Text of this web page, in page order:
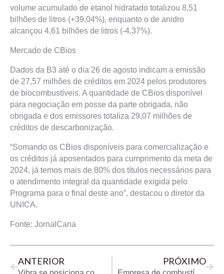
volume acumulado de etanol hidratado totalizou 8,51
bilhões de litros (+39,04%), enquanto o de anidro
alcançou 4,61 bilhões de litros (-4,37%).
Mercado de CBios
Dados da B3 até o dia 26 de agosto indicam a emissão
de 27,57 milhões de créditos em 2024 pelos produtores
de biocombustíveis. A quantidade de CBios disponível
para negociação em posse da parte obrigada, não
obrigada e dos emissores totaliza 29,07 milhões de
créditos de descarbonização.
“Somando os CBios disponíveis para comercialização e
os créditos já aposentados para cumprimento da meta de
2024, já temos mais de 80% dos títulos necessários para
o atendimento integral da quantidade exigida pelo
Programa para o final deste ano”, destacou o diretor da
UNICA.
Fonte: JornalCana
ANTERIOR PRÓXIMO